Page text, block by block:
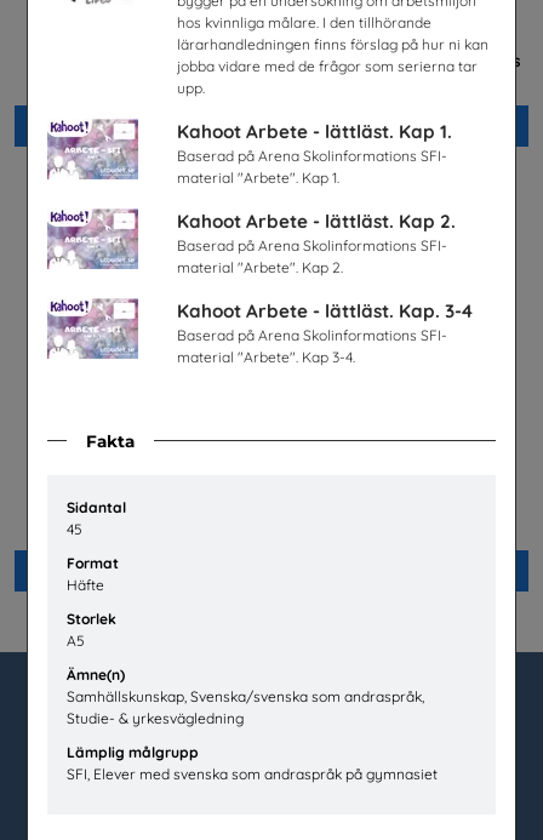
Fakta
Sidantal
45
Format
Häfte
Storlek
A5
Ämne(n)
Samhällskunskap, Svenska/svenska som andraspråk,
Studie- & yrkesvägledning
Lämplig målgrupp
SFI, Elever med svenska som andraspråk på gymnasiet
hos kvinnliga målare. I den tillhörande
lärarhandledningen finns förslag på hur ni kan
jobba vidare med de frågor som serierna tar
upp.
Kahoot Arbete - lättläst. Kap 1.
Baserad på Arena Skolinformations SFI-
material "Arbete". Kap 1.
Kahoot Arbete - lättläst. Kap 2.
Baserad på Arena Skolinformations SFI-
material "Arbete". Kap 2.
Kahoot Arbete - lättläst. Kap. 3-4
Baserad på Arena Skolinformations SFI-
material "Arbete". Kap 3-4.
En match för livet
Tobiasregistret
Beställ 0kr
Mer än en fluga -
Lärarhandledning om barns
och ungas trygghet på nätet
Beställ 0kr
Metodmaterial om hållbar
fred och säkerhet
Beställ 0kr
Box 45404